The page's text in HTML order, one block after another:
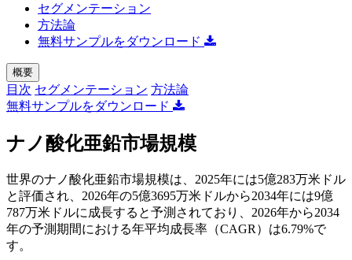
セグメンテーション
方法論
無料サンプルをダウンロード
概要
目次 セグメンテーション 方法論
無料サンプルをダウンロード
ナノ酸化亜鉛市場規模
世界のナノ酸化亜鉛市場規模は、2025年には5億283万米ドル
と評価され、2026年の5億3695万米ドルから2034年には9億
787万米ドルに成長すると予測されており、2026年から2034
年の予測期間における年平均成長率（CAGR）は6.79%で
す。